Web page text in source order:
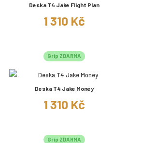
Deska T4 Jake Flight Plan
1 310 Kč
Grip ZDARMA
Deska T4 Jake Money
1 310 Kč
Grip ZDARMA